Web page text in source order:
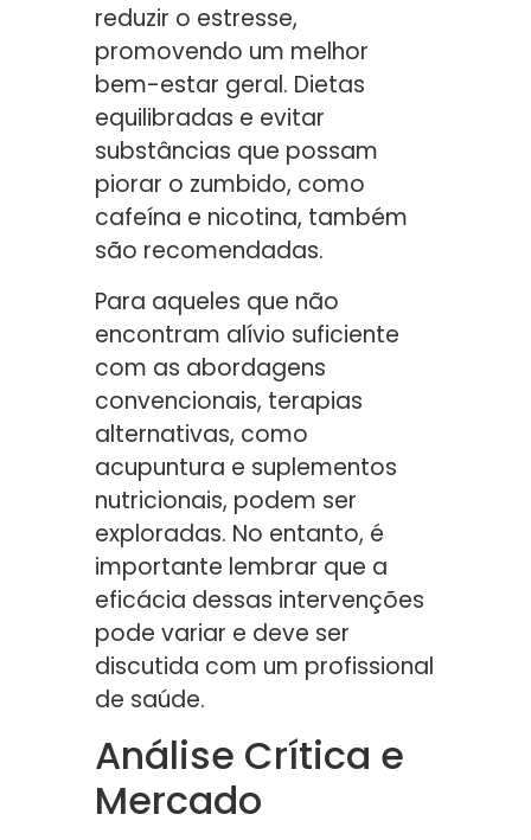
reduzir o estresse,
promovendo um melhor
bem-estar geral. Dietas
equilibradas e evitar
substâncias que possam
piorar o zumbido, como
cafeína e nicotina, também
são recomendadas.
Para aqueles que não
encontram alívio suficiente
com as abordagens
convencionais, terapias
alternativas, como
acupuntura e suplementos
nutricionais, podem ser
exploradas. No entanto, é
importante lembrar que a
eficácia dessas intervenções
pode variar e deve ser
discutida com um profissional
de saúde.
Análise Crítica e
Mercado